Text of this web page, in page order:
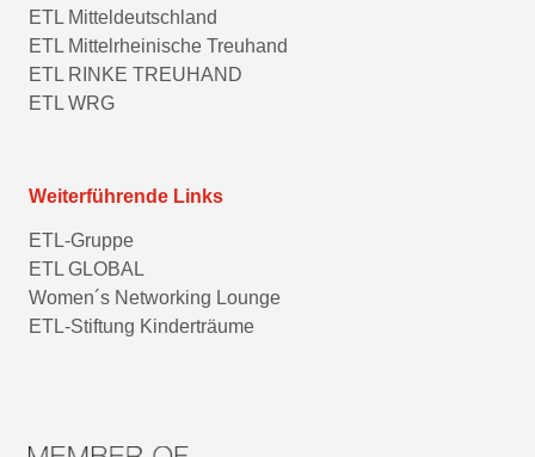
ETL Mitteldeutschland
ETL Mittelrheinische Treuhand
ETL RINKE TREUHAND
ETL WRG
Weiterführende Links
ETL-Gruppe
ETL GLOBAL
Women´s Networking Lounge
ETL-Stiftung Kinderträume